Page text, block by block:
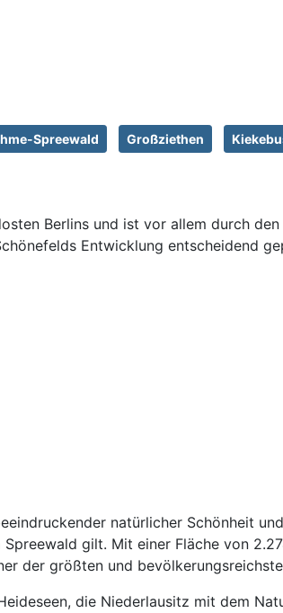
Spreewald Großziethen
Berlins und ist vor allem durch
Entwicklung entscheidend
natürlicher Schönheit
gilt. Mit einer Fläche von
der größten und
die Niederlausitz mit dem